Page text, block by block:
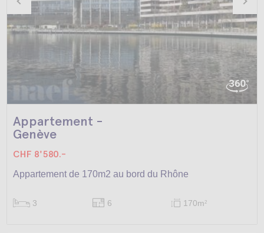
Appartement -
Genève
CHF 8'580.-
Appartement de 170m2 au bord du Rhône
3 6 170m2